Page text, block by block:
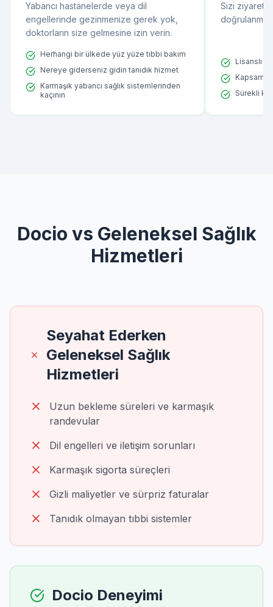
Yabancı hastanelerde veya dil
engellerinde gezinmenize gerek yok,
doktorların size gelmesine izin verin.
Herhangi bir ülkede yüz yüze tıbbi bakım
Nereye giderseniz gidin tanıdık hizmet
Karmaşık yabancı sağlık sistemlerinden
kaçının
Sizi ziyaret
doğrulanmış
Lisanslı
Kapsamlı
Sürekli
Docio vs Geleneksel Sağlık
Hizmetleri
Seyahat Ederken
Geleneksel Sağlık
Hizmetleri
Uzun bekleme süreleri ve karmaşık
randevular
Dil engelleri ve iletişim sorunları
Karmaşık sigorta süreçleri
Gizli maliyetler ve sürpriz faturalar
Tanıdık olmayan tıbbi sistemler
Docio Deneyimi